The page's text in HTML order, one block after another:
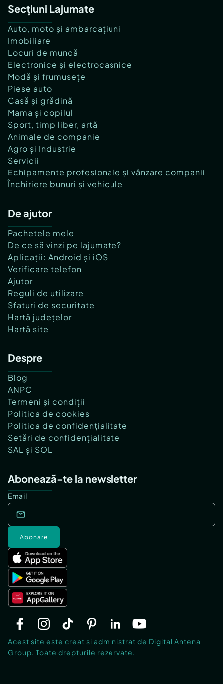
Secțiuni Lajumate
Auto, moto și ambarcațiuni
Imobiliare
Locuri de muncă
Electronice și electrocasnice
Modă și frumusețe
Piese auto
Casă și grădină
Mama și copilul
Sport, timp liber, artă
Animale de companie
Agro și Industrie
Servicii
Echipamente profesionale și vânzare companii
Închiriere bunuri și vehicule
De ajutor
Pachetele mele
De ce să vinzi pe lajumate?
Aplicații: Android și iOS
Verificare telefon
Ajutor
Reguli de utilizare
Sfaturi de securitate
Hartă județelor
Hartă site
Despre
Blog
ANPC
Termeni și condiții
Politica de cookies
Politica de confidențialitate
Setări de confidențialitate
SAL și SOL
Abonează-te la newsletter
Email
Abonare
Acest site este creat si administrat de Digital Antena
Group. Toate drepturile rezervate.